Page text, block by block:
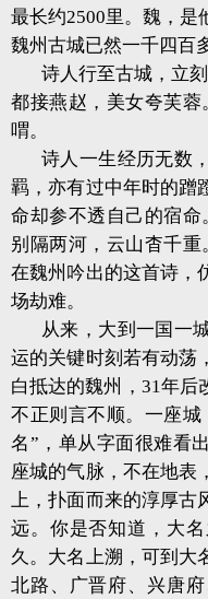
最长约2500里。魏，是
魏州古城已然一千四百
诗人行至古城，立
都接燕赵，美女夸芙
喟。
诗人一生经历无数
羁，亦有过中年时的蹭
命却参不透自己的宿
别隔两河，云山杳千
在魏州吟出的这首诗，
场劫难。
从来，大到一国一
运的关键时刻若有动荡
白抵达的魏州，31年后
不正则言不顺。一座
名”，单从字面很难看
座城的气脉，不在地表
上，扑面而来的淳厚古
远。你是否知道，大
久。大名上溯，可到大
北路、广晋府、兴唐